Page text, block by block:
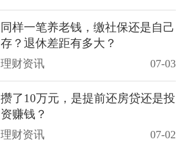
同样一笔养老钱，缴社保还是自己
存？退休差距有多大？
理财资讯 07-03
攒了10万元，是提前还房贷还是投
资赚钱？
理财资讯 07-02